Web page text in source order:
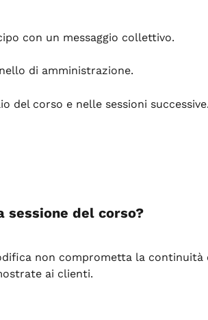
con un messaggio collettivo.
di amministrazione.
del corso e nelle sessioni successive.
sessione del corso?
non comprometta la continuità
ai clienti.